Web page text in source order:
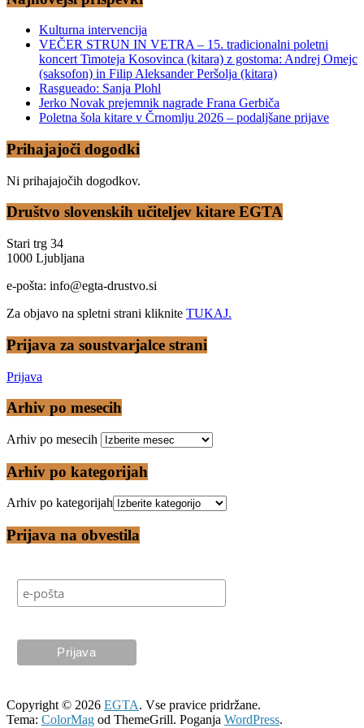
Kulturna intervencija
VEČER STRUN IN VETRA – 15. tradicionalni poletni
koncert Timoteja Kosovinca (kitara) z gostoma: Andrej Omejc
(saksofon) in Filip Aleksander Peršolja (kitara)
Rasgueado: Sanja Plohl
Jerko Novak prejemnik nagrade Frana Gerbiča
Poletna šola kitare v Črnomlju 2026 – podaljšane prijave
Prihajajoči dogodki
Ni prihajajočih dogodkov.
Društvo slovenskih učiteljev kitare EGTA
Stari trg 34
1000 Ljubljana
e-pošta: info@egta-drustvo.si
Za objavo na spletni strani kliknite TUKAJ.
Prijava za soustvarjalce strani
Prijava
Arhiv po mesecih
Arhiv po mesecih
Arhiv po kategorijah
Arhiv po kategorijah
Prijava na obvestila
Copyright © 2026 EGTA. Vse pravice pridržane.
Tema: ColorMag od ThemeGrill. Poganja WordPress.